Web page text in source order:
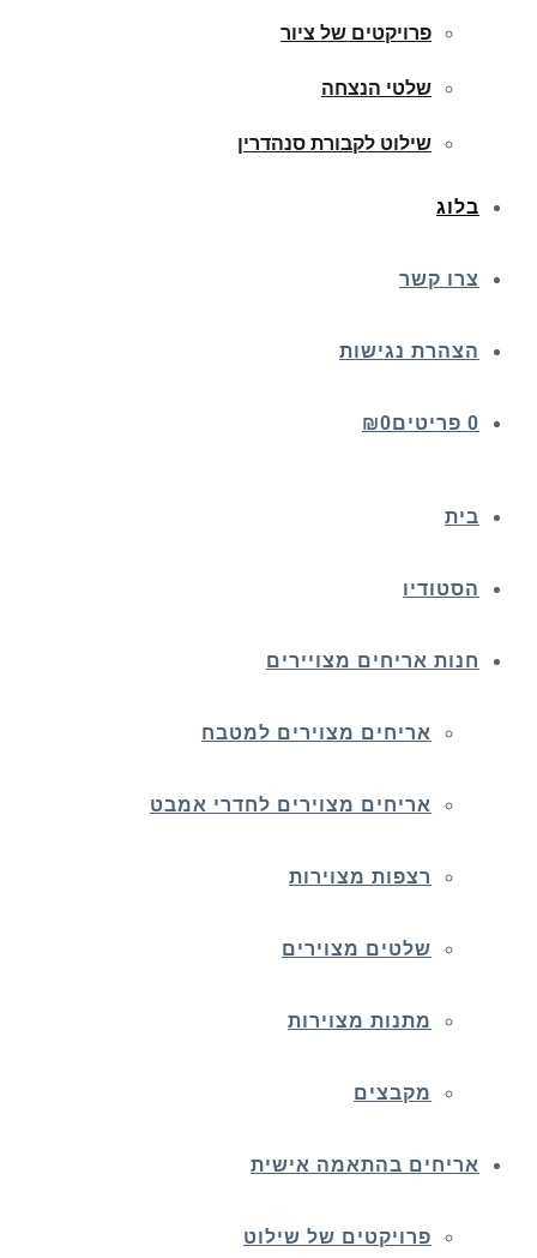
פרויקטים של ציור
שלטי הנצחה
שילוט לקבורת סנהדרין
בלוג
צרו קשר
הצהרת נגישות
0 פריטים ₪0
בית
הסטודיו
חנות אריחים מצויירים
אריחים מצוירים למטבח
אריחים מצוירים לחדרי אמבט
רצפות מצוירות
שלטים מצוירים
מתנות מצוירות
מקבצים
אריחים בהתאמה אישית
פרויקטים של שילוט